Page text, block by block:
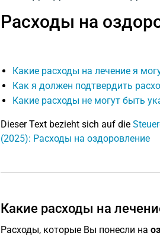
Расходы на
Какие расходы на лечение я
Как я должен подтвердить
Какие расходы не могут быть
Dieser Text bezieht sich auf die
(2025): Расходы на оздоровление
Какие расходы на
Расходы, которые Вы понесли на